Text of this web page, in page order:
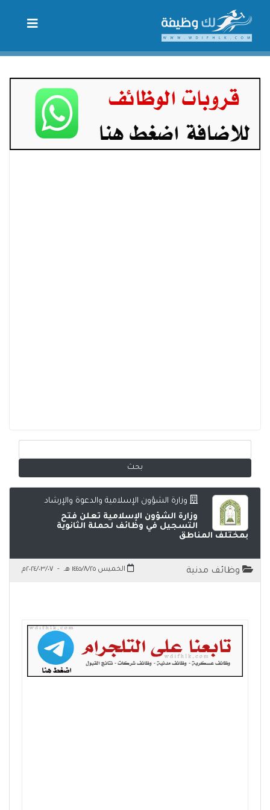
وزارة الشؤون الإسلامية والدعوة والإرشاد
وزارة الشؤون الإسلامية تعلن فتح
التسجيل في وظائف لحملة الثانوية
بمختلف المناطق
وظائف مدنية الخميس ١٤٤٥/٨/٢٥ هـ - ٢٠٢٤/٠٣/٠٧م